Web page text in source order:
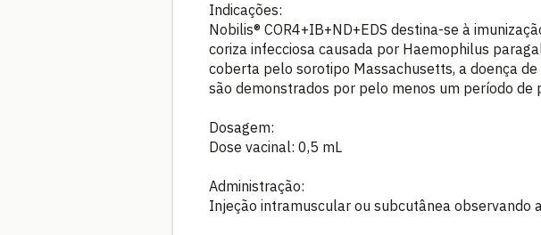
Indicações:
Nobilis® COR4+IB+ND+EDS destina-se à
coriza infecciosa causada por Haemophilus
coberta pelo sorotipo Massachusetts, a doença
são demonstrados por pelo menos um período de
Dosagem:
Dose vacinal: 0,5 mL
Administração:
Injeção intramuscular ou subcutânea observando